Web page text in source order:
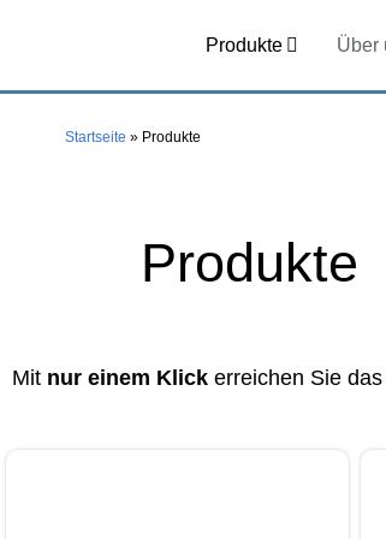
Produkte Über
Startseite » Produkte
Produkte
Mit nur einem Klick erreichen Sie